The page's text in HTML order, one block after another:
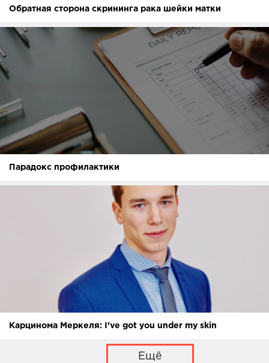
Обратная сторона скрининга рака шейки матки
Парадокс профилактики
Карцинома Меркеля: I've got you under my skin
Ещё